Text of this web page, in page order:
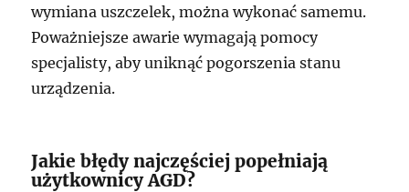
wymiana uszczelek, można wykonać samemu.
Poważniejsze awarie wymagają pomocy
specjalisty, aby uniknąć pogorszenia stanu
urządzenia.
Jakie błędy najczęściej popełniają
użytkownicy AGD?